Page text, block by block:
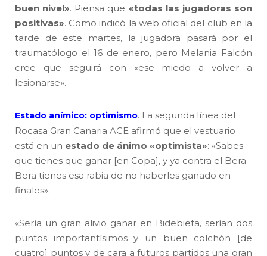
buen nivel». Piensa que «todas las jugadoras son
positivas». Como indicó la web oficial del club en la
tarde de este martes, la jugadora pasará por el
traumatólogo el 16 de enero, pero Melania Falcón
cree que seguirá con «ese miedo a volver a
lesionarse».
Estado anímico: optimismo. La segunda línea del
Rocasa Gran Canaria ACE afirmó que el vestuario
está en un estado de ánimo «optimista»: «Sabes
que tienes que ganar [en Copa], y ya contra el Bera
Bera tienes esa rabia de no haberles ganado en
finales».
«Sería un gran alivio ganar en Bidebieta, serían dos
puntos importantísimos y un buen colchón [de
cuatro] puntos y de cara a futuros partidos una gran